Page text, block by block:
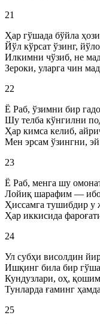
21
Ҳар гўшада бўйла
Йўл кўрсат ўзинг,
Илкимни чўзиб, не
Зероки, уларга чин
22
Ё Раб, ўзимни бир
Шу телба кўнгилни
Ҳар кимса келиб,
Мен эрсам ўзингни,
23
Ё Раб, менга шу
Лойиқ шарафим —
Ҳиссамга тушибдир у
Ҳар иккисида
24
Ул субҳи висолдин
Ишқинг била бир
Кундузлари, оҳ,
Тунларда ғаминг
25